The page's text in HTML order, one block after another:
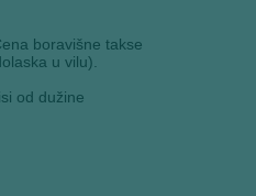
boravišne takse
u vilu).
od dužine